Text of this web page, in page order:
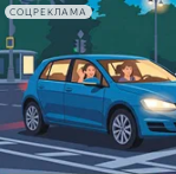
СОЦРЕКЛАМА